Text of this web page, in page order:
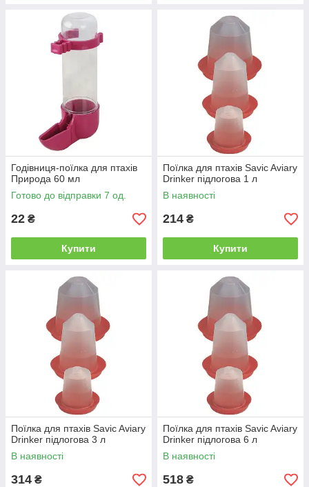
Годівниця-поїлка для птахів
Природа 60 мл
Готово до відправки 7 од.
22 ₴
Купити
Поїлка для птахів Savic Aviary
Drinker підлогова 1 л
В наявності
214 ₴
Купити
Поїлка для птахів Savic Aviary
Drinker підлогова 3 л
В наявності
314 ₴
Поїлка для птахів Savic Aviary
Drinker підлогова 6 л
В наявності
518 ₴